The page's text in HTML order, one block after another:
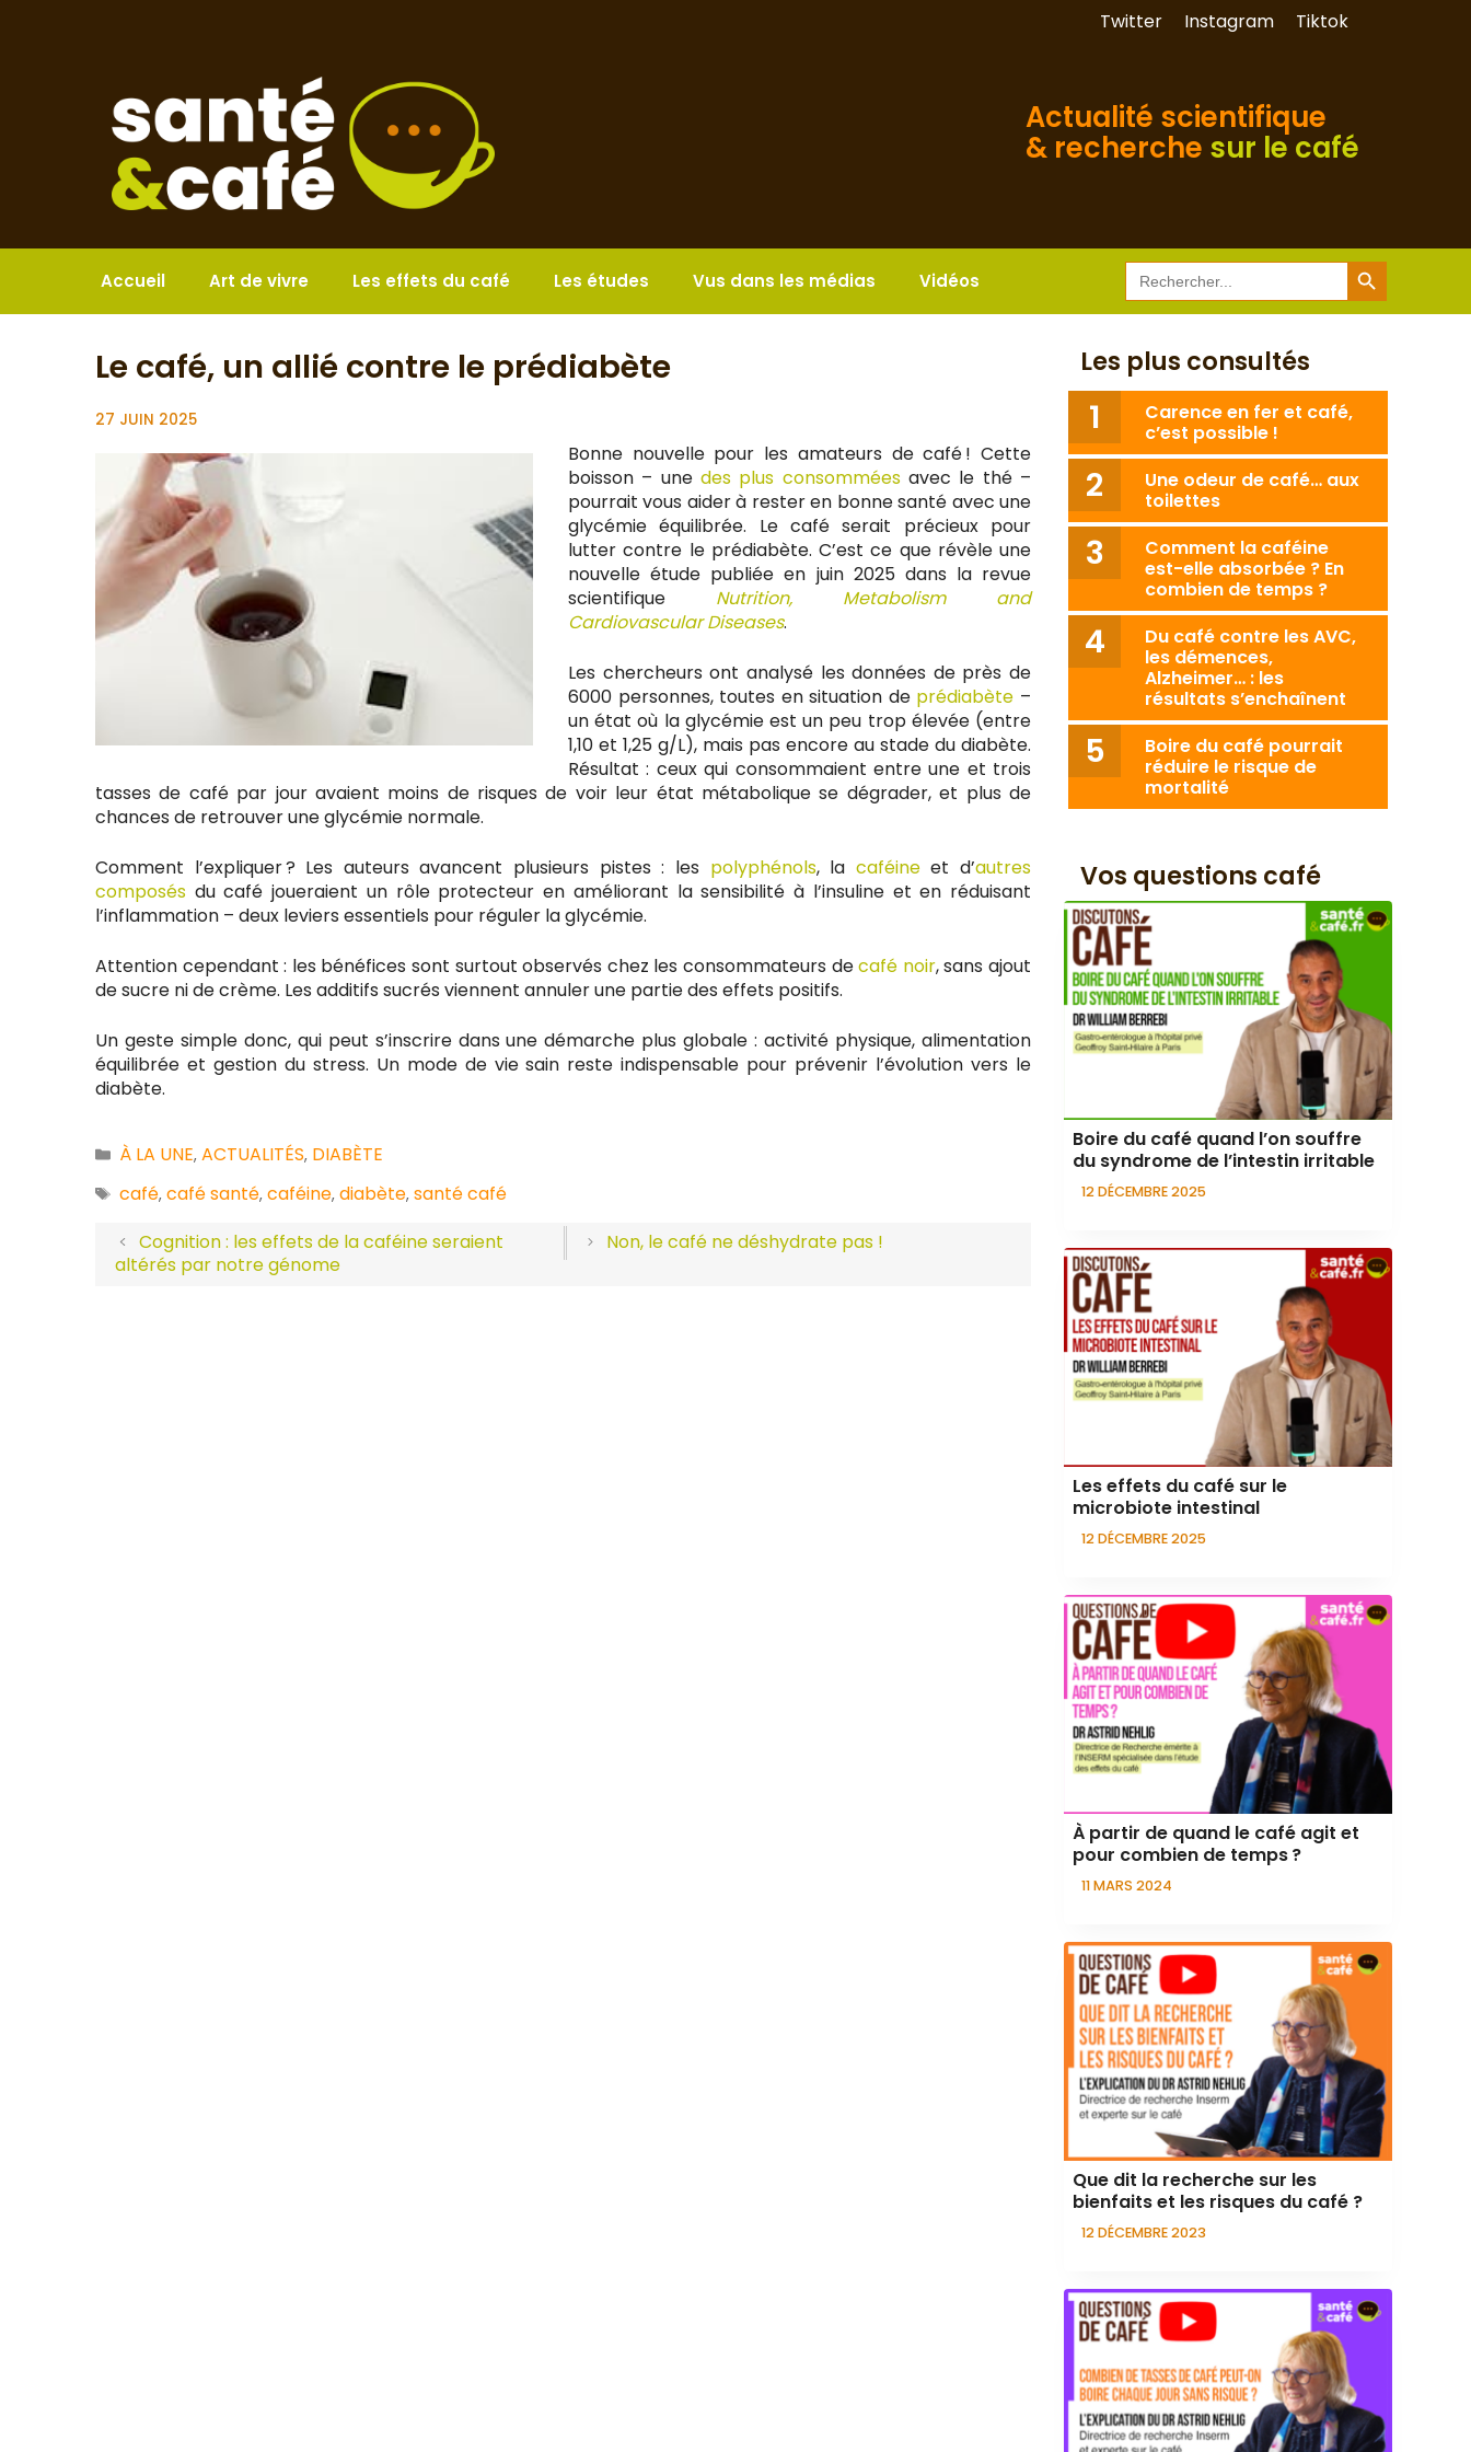
Twitter Instagram Tiktok
Actualité scientifique
& recherche sur le café
Accueil Art de vivre Les effets du café Les études Vus dans les médias Vidéos Search
for:
Search Button
Le café, un allié contre le prédiabète
27 JUIN 2025
Bonne nouvelle pour les amateurs de café ! Cette
boisson – une des plus consomméesavec le thé –
pourrait vous aider à rester en bonne santé avec une
glycémie équilibrée. Le café serait précieux pour
lutter contre le prédiabète. C’est ce que révèle une
nouvelle étude publiée en juin 2025 dans la revue
scientifique Nutrition, Metabolism and
Cardiovascular Diseases.
Les chercheurs ont analysé les données de près de
6000 personnes, toutes en situation de prédiabète –
un état où la glycémie est un peu trop élevée (entre
1,10 et 1,25 g/L), mais pas encore au stade du diabète.
Résultat : ceux qui consommaient entre une et trois
tasses de café par jour avaient moins de risques de voir leur état métabolique se dégrader, et plus de
chances de retrouver une glycémie normale.
Comment l’expliquer ? Les auteurs avancent plusieurs pistes : les polyphénols, la caféineet d’autres
composés du café joueraient un rôle protecteur en améliorant la sensibilité à l’insuline et en réduisant
l’inflammation – deux leviers essentiels pour réguler la glycémie.
Attention cependant : les bénéfices sont surtout observés chez les consommateurs decafé noir, sans ajout
de sucre ni de crème. Les additifs sucrés viennent annuler une partie des effets positifs.
Un geste simple donc, qui peut s’inscrire dans une démarche plus globale : activité physique, alimentation
équilibrée et gestion du stress. Un mode de vie sain reste indispensable pour prévenir l’évolution vers le
diabète.
Catégories
À LA UNE, ACTUALITÉS, DIABÈTE
Étiquettes
café, café santé, caféine, diabète, santé café
Cognition : les effets de la caféine seraient
altérés par notre génome
Non, le café ne déshydrate pas !
Les plus consultés
Carence en fer et café,
c’est possible !
Une odeur de café… aux
toilettes
Comment la caféine
est-elle absorbée ? En
combien de temps ?
Du café contre les AVC,
les démences,
Alzheimer… : les
résultats s’enchaînent
Boire du café pourrait
réduire le risque de
mortalité
Vos questions café
Boire du café quand l’on souffre
du syndrome de l’intestin irritable
12 DÉCEMBRE 2025
Les effets du café sur le
microbiote intestinal
12 DÉCEMBRE 2025
À partir de quand le café agit et
pour combien de temps ?
11 MARS 2024
Que dit la recherche sur les
bienfaits et les risques du café ?
12 DÉCEMBRE 2023